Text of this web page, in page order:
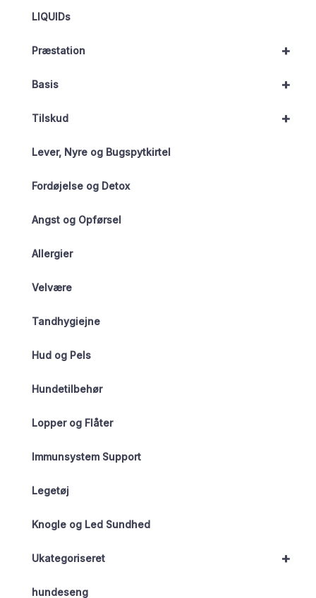
LIQUIDs
+
Præstation
+
Basis
+
Tilskud
Lever, Nyre og Bugspytkirtel
Fordøjelse og Detox
Angst og Opførsel
Allergier
Velvære
Tandhygiejne
Hud og Pels
Hundetilbehør
Lopper og Flåter
Immunsystem Support
Legetøj
Knogle og Led Sundhed
+
Ukategoriseret
hundeseng